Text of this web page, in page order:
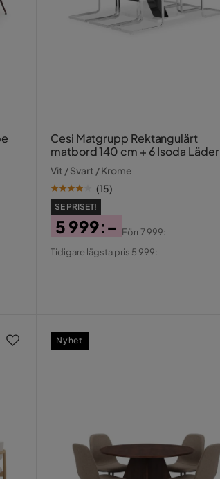
Cesi Matgrupp Rektangulärt
matbord 140 cm + 6 Isoda Läder
Marstolar
Vit / Svart / Krome
(15)
SE PRISET!
Pris
5 999:-
Original
Förr7 999:-
Tidigare lägsta pris 5 999:-
Nyhet